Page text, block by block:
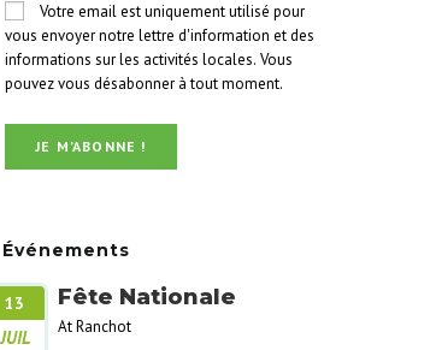
Votre email est uniquement utilisé pour
vous envoyer notre lettre d'information et des
informations sur les activités locales. Vous
pouvez vous désabonner à tout moment.
Événements
13
JUIL
Fête Nationale
At Ranchot